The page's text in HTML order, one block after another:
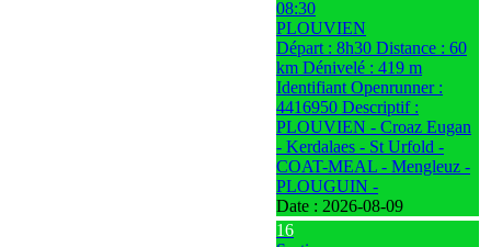
08:30
PLOUVIEN
Départ : 8h30 Distance : 60
km Dénivelé : 419 m
Identifiant Openrunner :
4416950 Descriptif :
PLOUVIEN - Croaz Eugan
- Kerdalaes - St Urfold -
COAT-MEAL - Mengleuz -
PLOUGUIN -
Date : 2026-08-09
16